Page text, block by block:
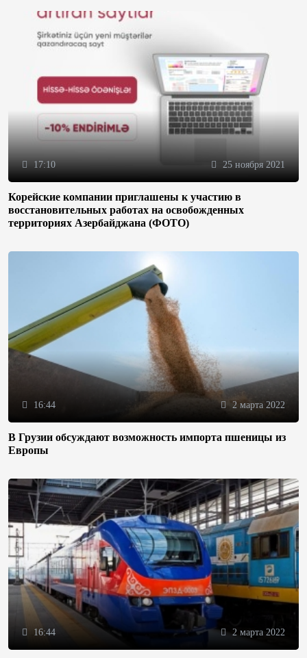
17:10 25 ноября 2021
Корейские компании приглашены к участию в
восстановительных работах на освобожденных
территориях Азербайджана (ФОТО)
16:44 2 марта 2022
В Грузии обсуждают возможность импорта пшеницы из
Европы
16:44 2 марта 2022